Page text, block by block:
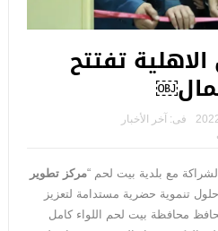
تفتتح
فى: آخر الأخبار
مع بلدية بيت لحم “مركز تطوير
تنموية حضرية مستدامة لتعزيز
محافظة بيت لحم اللواء كامل